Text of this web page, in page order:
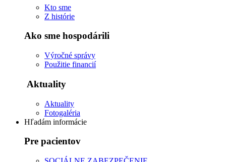
Kto sme
Z histórie
Ako sme hospodárili
Výročné správy
Použitie financií
Aktuality
Aktuality
Fotogaléria
Hľadám informácie
Pre pacientov